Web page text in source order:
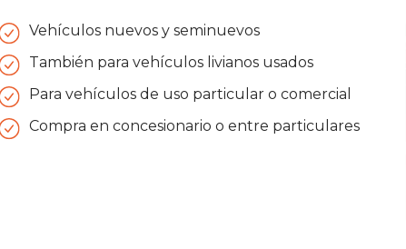
Vehículos nuevos y seminuevos
También para vehículos livianos usados
Para vehículos de uso particular o comercial
Compra en concesionario o entre particulares